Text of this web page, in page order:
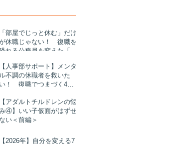
「部屋でじっと休む」だけ
休職じゃない！ 復職を
れる公務員を変えた「ナ
【人事部サポート】メンタ
ル不調の休職者を救いた
い！ 復職でつまづく4つ
【アダルトチルドレンの悩
④】いい子仮面がはずせ
ない＜前編＞
【2026年】自分を変える7